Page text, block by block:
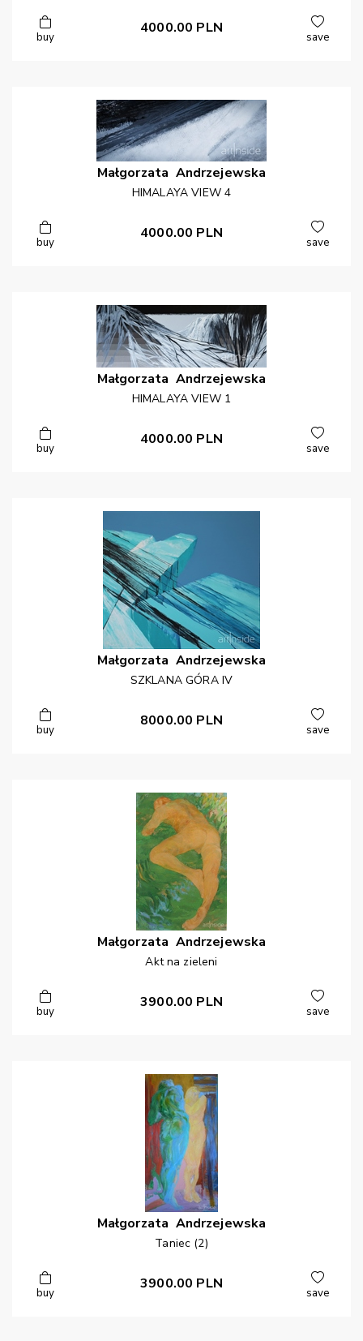
buy
4000.00 PLN
save
Małgorzata Andrzejewska
HIMALAYA VIEW 4
buy
4000.00 PLN
save
Małgorzata Andrzejewska
HIMALAYA VIEW 1
buy
4000.00 PLN
save
Małgorzata Andrzejewska
SZKLANA GÓRA IV
buy
8000.00 PLN
save
Małgorzata Andrzejewska
Akt na zieleni
buy
3900.00 PLN
save
Małgorzata Andrzejewska
Taniec (2)
buy
3900.00 PLN
save